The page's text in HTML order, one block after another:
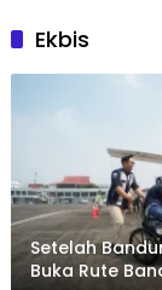
Ekbis
Setelah
Buka Rute